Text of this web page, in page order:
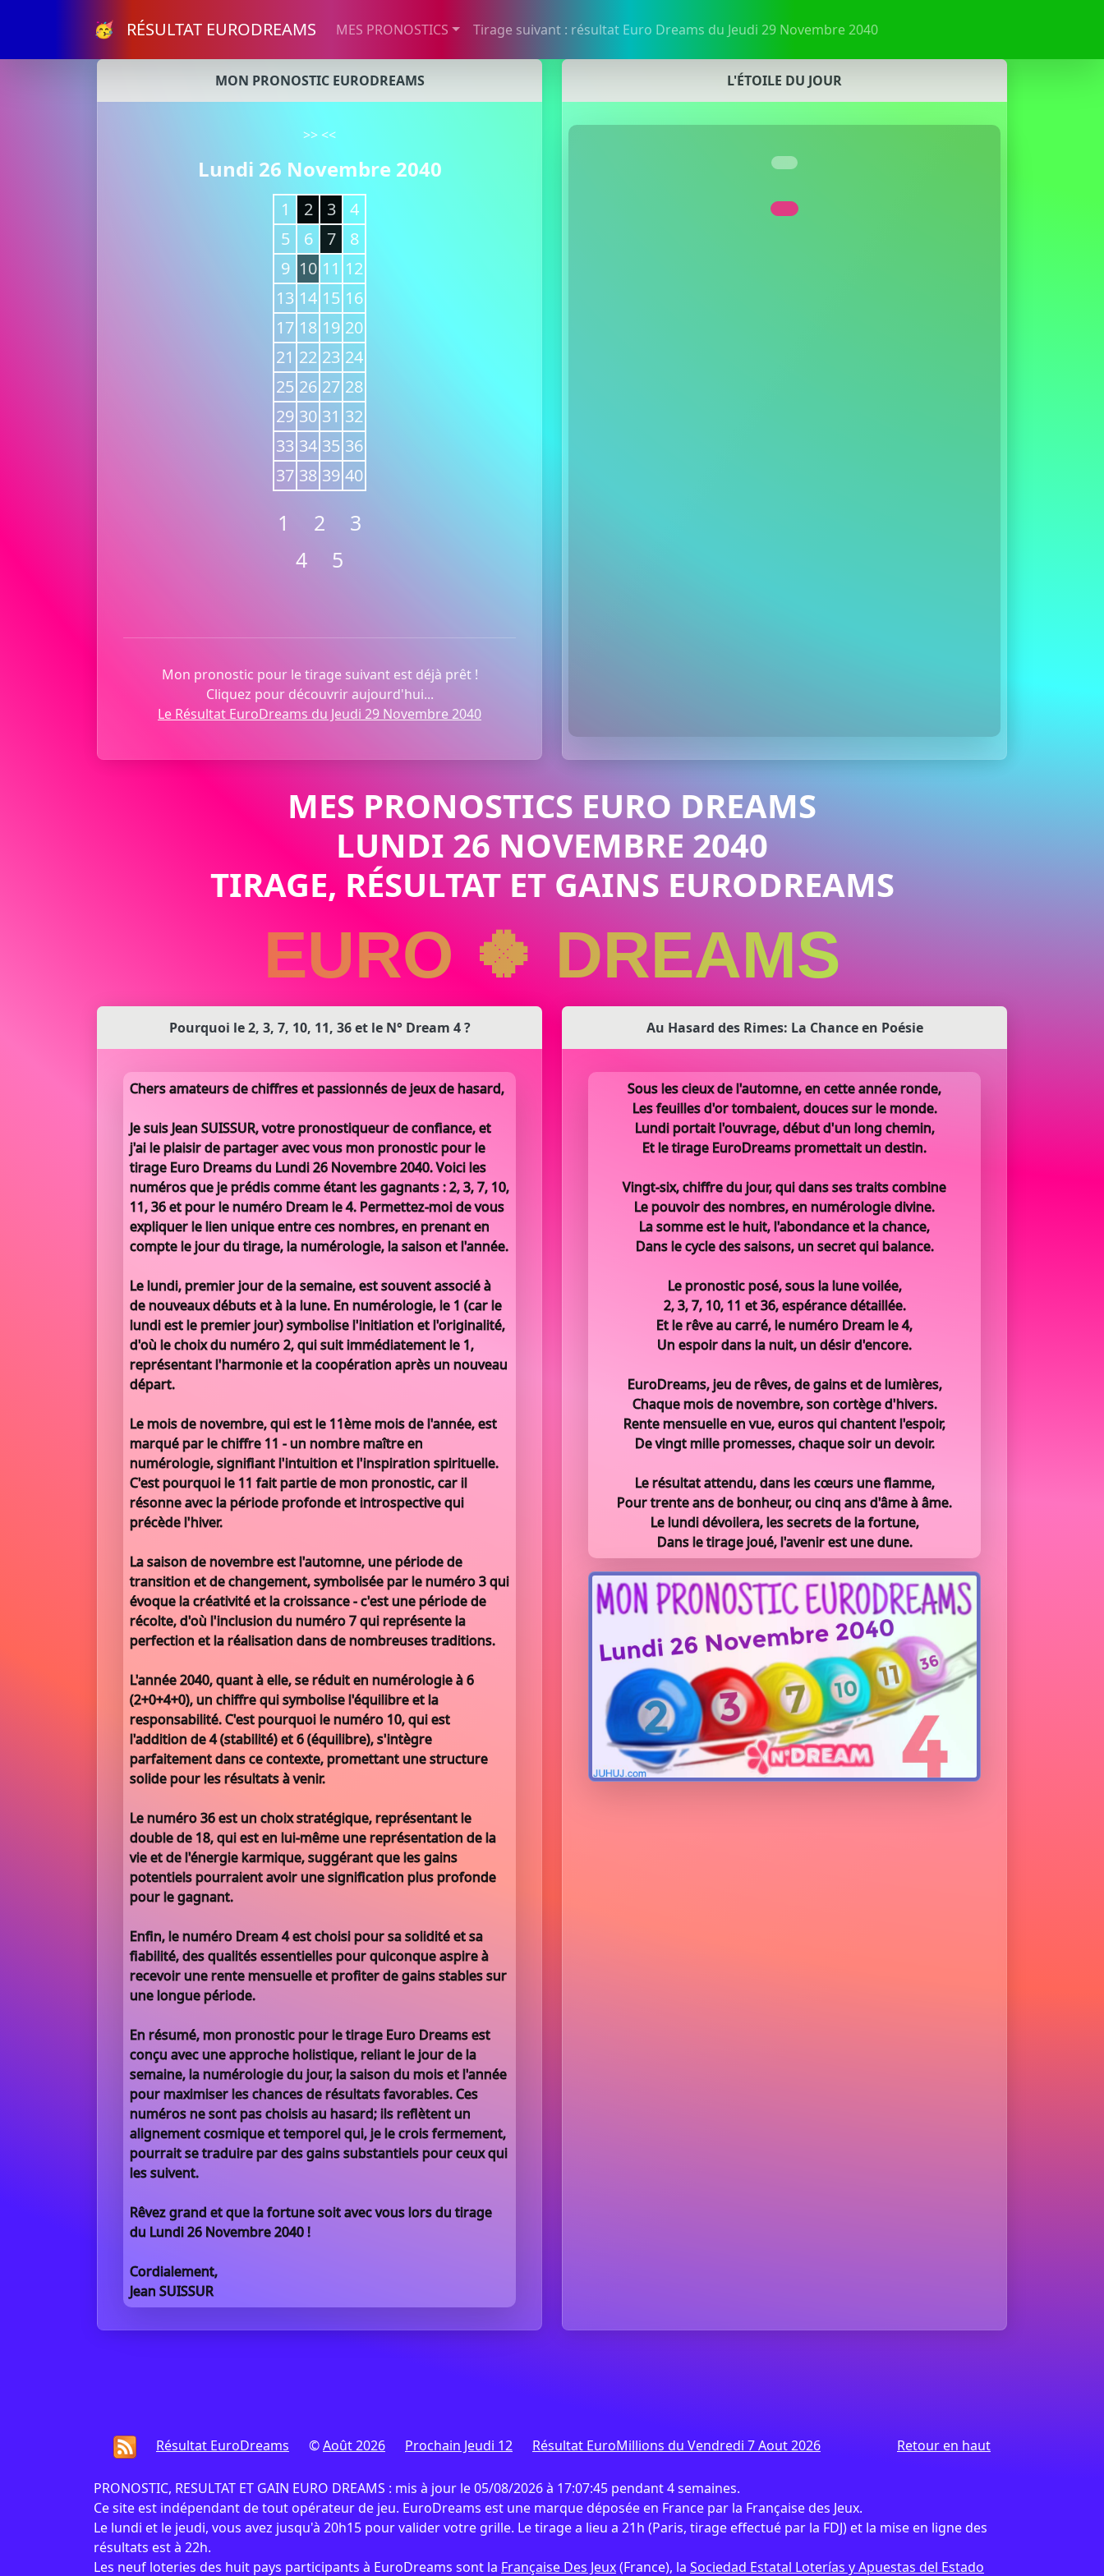
🥳 RÉSULTAT EURODREAMS MES PRONOSTICS Tirage suivant : résultat Euro Dreams du Jeudi 29 Novembre 2040
MON PRONOSTIC EURODREAMS
>><<
Lundi 26 Novembre 2040
1 2 3
4
5
6 7
8
9 10 11 12
13 14 15 16
17 18 19 20
21 22 23 24
25 26 27 28
29 30 31 32
33 34 35 36
37 38 39 40
1 2
3
4
5
Mon pronostic pour le tirage suivant est déjà prêt !
Cliquez pour découvrir aujourd'hui...
Le Résultat EuroDreams du Jeudi 29 Novembre 2040
L'ÉTOILE DU JOUR
MES PRONOSTICS EURO DREAMS
LUNDI 26 NOVEMBRE 2040
TIRAGE, RÉSULTAT ET GAINS EURODREAMS
EURO 🍀 DREAMS
Pourquoi le 2, 3, 7, 10, 11, 36 et le N° Dream 4 ?
Chers amateurs de chiffres et passionnés de jeux de hasard,
Je suis Jean SUISSUR, votre pronostiqueur de confiance, et
j'ai le plaisir de partager avec vous mon pronostic pour le
tirage Euro Dreams du Lundi 26 Novembre 2040. Voici les
numéros que je prédis comme étant les gagnants : 2, 3, 7, 10,
11, 36 et pour le numéro Dream le 4. Permettez-moi de vous
expliquer le lien unique entre ces nombres, en prenant en
compte le jour du tirage, la numérologie, la saison et l'année.
Le lundi, premier jour de la semaine, est souvent associé à
de nouveaux débuts et à la lune. En numérologie, le 1 (car le
lundi est le premier jour) symbolise l'initiation et l'originalité,
d'où le choix du numéro 2, qui suit immédiatement le 1,
représentant l'harmonie et la coopération après un nouveau
départ.
Le mois de novembre, qui est le 11ème mois de l'année, est
marqué par le chiffre 11 - un nombre maître en
numérologie, signifiant l'intuition et l'inspiration spirituelle.
C'est pourquoi le 11 fait partie de mon pronostic, car il
résonne avec la période profonde et introspective qui
précède l'hiver.
La saison de novembre est l'automne, une période de
transition et de changement, symbolisée par le numéro 3 qui
évoque la créativité et la croissance - c'est une période de
récolte, d'où l'inclusion du numéro 7 qui représente la
perfection et la réalisation dans de nombreuses traditions.
L'année 2040, quant à elle, se réduit en numérologie à 6
(2+0+4+0), un chiffre qui symbolise l'équilibre et la
responsabilité. C'est pourquoi le numéro 10, qui est
l'addition de 4 (stabilité) et 6 (équilibre), s'intègre
parfaitement dans ce contexte, promettant une structure
solide pour les résultats à venir.
Le numéro 36 est un choix stratégique, représentant le
double de 18, qui est en lui-même une représentation de la
vie et de l'énergie karmique, suggérant que les gains
potentiels pourraient avoir une signification plus profonde
pour le gagnant.
Enfin, le numéro Dream 4 est choisi pour sa solidité et sa
fiabilité, des qualités essentielles pour quiconque aspire à
recevoir une rente mensuelle et profiter de gains stables sur
une longue période.
En résumé, mon pronostic pour le tirage Euro Dreams est
conçu avec une approche holistique, reliant le jour de la
semaine, la numérologie du jour, la saison du mois et l'année
pour maximiser les chances de résultats favorables. Ces
numéros ne sont pas choisis au hasard; ils reflètent un
alignement cosmique et temporel qui, je le crois fermement,
pourrait se traduire par des gains substantiels pour ceux qui
les suivent.
Rêvez grand et que la fortune soit avec vous lors du tirage
du Lundi 26 Novembre 2040 !
Cordialement,
Jean SUISSUR
Au Hasard des Rimes: La Chance en Poésie
Sous les cieux de l'automne, en cette année ronde,
Les feuilles d'or tombaient, douces sur le monde.
Lundi portait l'ouvrage, début d'un long chemin,
Et le tirage EuroDreams promettait un destin.
Vingt-six, chiffre du jour, qui dans ses traits combine
Le pouvoir des nombres, en numérologie divine.
La somme est le huit, l'abondance et la chance,
Dans le cycle des saisons, un secret qui balance.
Le pronostic posé, sous la lune voilée,
2, 3, 7, 10, 11 et 36, espérance détaillée.
Et le rêve au carré, le numéro Dream le 4,
Un espoir dans la nuit, un désir d'encore.
EuroDreams, jeu de rêves, de gains et de lumières,
Chaque mois de novembre, son cortège d'hivers.
Rente mensuelle en vue, euros qui chantent l'espoir,
De vingt mille promesses, chaque soir un devoir.
Le résultat attendu, dans les cœurs une flamme,
Pour trente ans de bonheur, ou cinq ans d'âme à âme.
Le lundi dévoilera, les secrets de la fortune,
Dans le tirage joué, l'avenir est une dune.
Retour en haut
Résultat EuroDreams ©Août 2026 Prochain Jeudi 12 Résultat EuroMillions du Vendredi 7 Aout 2026
PRONOSTIC, RESULTAT ET GAIN EURO DREAMS : mis à jour le 05/08/2026 à 17:07:45 pendant 4 semaines.
Ce site est indépendant de tout opérateur de jeu. EuroDreams est une marque déposée en France par la Française des Jeux.
Le lundi et le jeudi, vous avez jusqu'à 20h15 pour valider votre grille. Le tirage a lieu a 21h (Paris, tirage effectué par la FDJ) et la mise en ligne des
résultats est à 22h.
Les neuf loteries des huit pays participants à EuroDreams sont la Française Des Jeux(France), la Sociedad Estatal Loterías y Apuestas del Estado